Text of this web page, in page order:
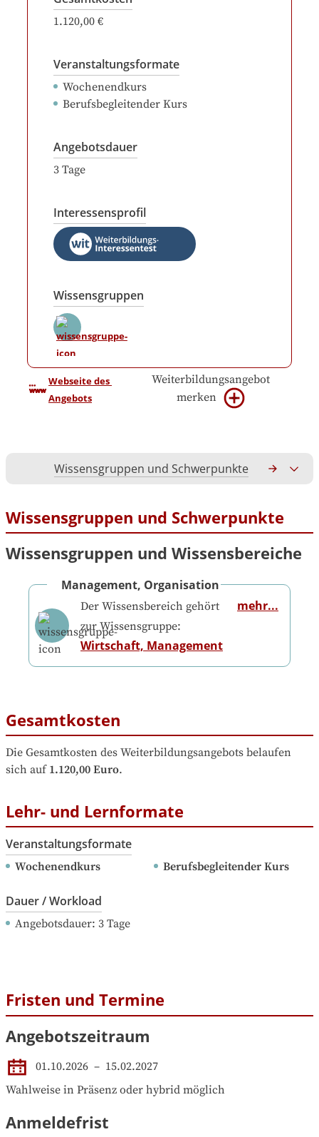
1.120,00 €
Veranstaltungsformate
Wochenendkurs
Berufsbegleitender Kurs
Angebotsdauer
3 Tage
Interessensprofil
Wissensgruppen
Webseite des
Angebots
Weiterbildungsangebot
merken
Wissensgruppen und Schwerpunkte
Wissensgruppen und Schwerpunkte
Wissensgruppen und Wissensbereiche
Management, Organisation
Der Wissensbereich gehört
zur Wissensgruppe:
Wirtschaft, Management
mehr...
Gesamtkosten
Die Gesamtkosten des Weiterbildungsangebots belaufen
sich auf 1.120,00 Euro.
Lehr- und Lernformate
Veranstaltungsformate
Wochenendkurs Berufsbegleitender Kurs
Dauer / Workload
Angebotsdauer: 3 Tage
Fristen und Termine
Angebotszeitraum
01.10.2026 – 15.02.2027
Wahlweise in Präsenz oder hybrid möglich
Anmeldefrist